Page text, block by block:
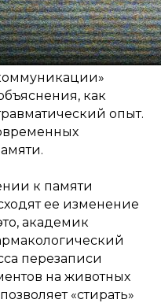
как
опыт.
к памяти
ее изменение
академик
перезаписи
на животных
«стирать»